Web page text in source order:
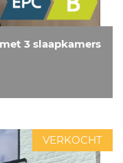
3 slaapkamers
VERKOCHT